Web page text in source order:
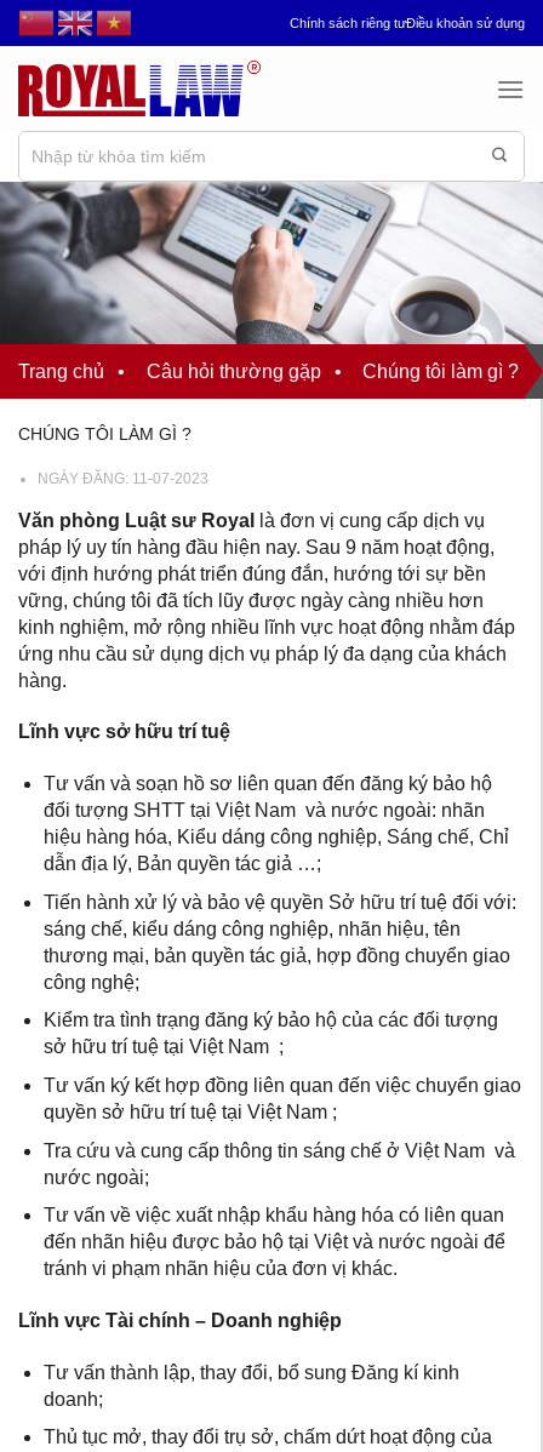
Chuyển
đến
nội
dung
Chính sách riêng tưĐiều khoản sử dụng
Trang chủ • Câu hỏi thường gặp • Chúng tôi làm gì ?
CHÚNG TÔI LÀM GÌ ?
NGÀY ĐĂNG: 11-07-2023
Văn phòng Luật sư Royal
là đơn vị cung cấp dịch vụ
pháp lý uy tín hàng đầu hiện nay. Sau 9 năm hoạt động,
với định hướng phát triển đúng đắn, hướng tới sự bền
vững, chúng tôi đã tích lũy được ngày càng nhiều hơn
kinh nghiệm, mở rộng nhiều lĩnh vực hoạt động nhằm đáp
ứng nhu cầu sử dụng dịch vụ pháp lý đa dạng của khách
hàng.
Lĩnh vực sở hữu trí tuệ
Tư vấn và soạn hồ sơ liên quan đến đăng ký bảo hộ
đối tượng SHTT tại Việt Nam và nước ngoài: nhãn
hiệu hàng hóa, Kiểu dáng công nghiệp, Sáng chế, Chỉ
dẫn địa lý, Bản quyền tác giả …;
Tiến hành xử lý và bảo vệ quyền Sở hữu trí tuệ đối với:
sáng chế, kiểu dáng công nghiệp, nhãn hiệu, tên
thương mại, bản quyền tác giả, hợp đồng chuyển giao
công nghệ;
Kiểm tra tình trạng đăng ký bảo hộ của các đối tượng
sở hữu trí tuệ tại Việt Nam ;
Tư vấn ký kết hợp đồng liên quan đến việc chuyển giao
quyền sở hữu trí tuệ tại Việt Nam ;
Tra cứu và cung cấp thông tin sáng chế ở Việt Nam và
nước ngoài;
Tư vấn về việc xuất nhập khẩu hàng hóa có liên quan
đến nhãn hiệu được bảo hộ tại Việt và nước ngoài để
tránh vi phạm nhãn hiệu của đơn vị khác.​
Lĩnh vực Tài chính – Doanh nghiệp
Tư vấn thành lập, thay đổi, bổ sung Đăng kí kinh
doanh;
Thủ tục mở, thay đổi trụ sở, chấm dứt hoạt động của